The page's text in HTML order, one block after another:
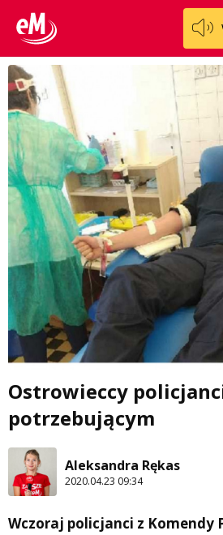
Ostrowieccy
potrzebującym
Aleksandra Rękas
2020.04.23 09:34
Wczoraj policjanci z Komendy